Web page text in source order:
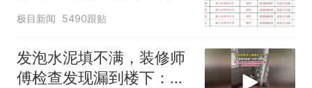
汰？教育局：已叫停招
极目新闻 5490跟贴
发泡水泥填不满，装修师
傅检查发现漏到楼下：出